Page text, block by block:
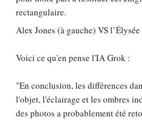
rectangulaire.
Alex Jones (à gauche) VS
Voici ce qu'en pense l'IA Grok :
"En conclusion, les différences
l'objet, l'éclairage et les ombres
des photos a probablement été